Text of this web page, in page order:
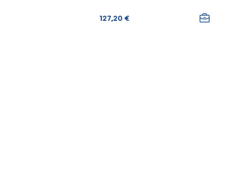
127,20 €